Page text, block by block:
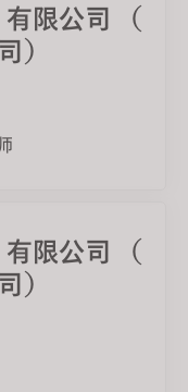
限公司 （
）
限公司 （
）